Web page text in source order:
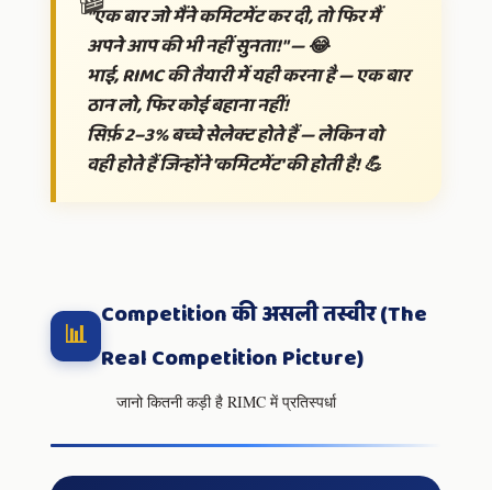
"एक बार जो मैंने कमिटमेंट कर दी, तो फिर मैं
अपने आप की भी नहीं सुनता!" — 😂
भाई, RIMC की तैयारी में यही करना है — एक बार
ठान लो, फिर कोई बहाना नहीं!
सिर्फ़ 2–3% बच्चे सेलेक्ट होते हैं — लेकिन वो
वही होते हैं जिन्होंने 'कमिटमेंट' की होती है! 💪
📊
Competition की असली तस्वीर (The
Real Competition Picture)
जानो कितनी कड़ी है RIMC में प्रतिस्पर्धा